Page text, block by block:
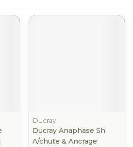
Ducray
Ducray Anaphase Sh
A/chute & Ancrage